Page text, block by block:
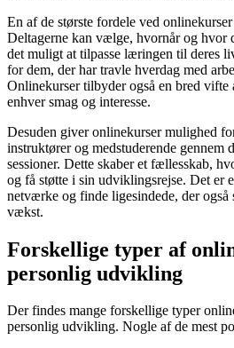
En af de største fordele ved
Deltagerne kan vælge, hvornår og hvor
det muligt at tilpasse læringen til deres
for dem, der har travle hverdag med
Onlinekurser tilbyder også en bred vifte
enhver smag og interesse.
Desuden giver onlinekurser mulighed
instruktører og medstuderende gennem
sessioner. Dette skaber et fællesskab,
og få støtte i sin udviklingsrejse. Det er
netværke og finde ligesindede, der
vækst.
Forskellige typer af
personlig udvikling
Der findes mange forskellige typer
personlig udvikling. Nogle af de mest